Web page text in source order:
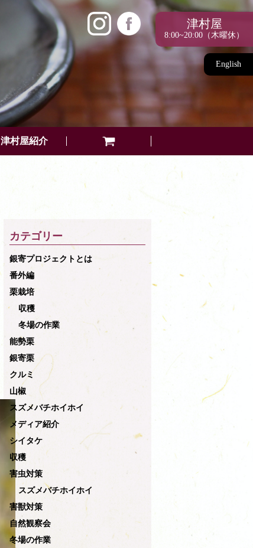
津村屋
8:00~20:00（木曜休）
English
津村屋紹介
カテゴリー
銀寄プロジェクトとは
番外編
栗栽培
収穫
冬場の作業
能勢栗
銀寄栗
クルミ
山椒
スズメバチホイホイ
メディア紹介
シイタケ
収穫
害虫対策
スズメバチホイホイ
害獣対策
自然観察会
冬場の作業